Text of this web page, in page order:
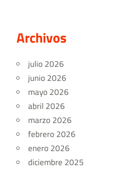
Archivos
julio 2026
junio 2026
mayo 2026
abril 2026
marzo 2026
febrero 2026
enero 2026
diciembre 2025